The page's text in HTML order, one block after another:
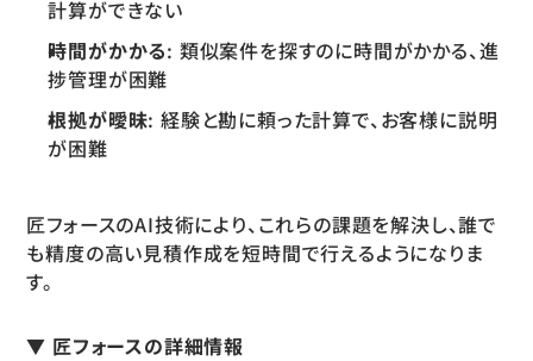
計算ができない
時間がかかる: 類似案件を探すのに時間がかかる、進
捗管理が困難
根拠が曖昧: 経験と勘に頼った計算で、お客様に説明
が困難
匠フォースのAI技術により、これらの課題を解決し、誰で
も精度の高い見積作成を短時間で行えるようになりま
す。
▼ 匠フォースの詳細情報